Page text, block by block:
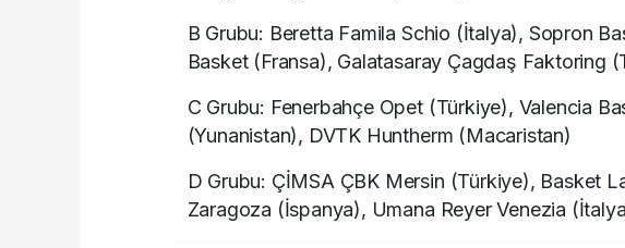
B Grubu: Beretta Famila Schio (İtalya), Sopron
Basket (Fransa), Galatasaray Çagdaş Faktoring
C Grubu: Fenerbahçe Opet (Türkiye), Valencia
(Yunanistan), DVTK Huntherm (Macaristan)
D Grubu: ÇİMSA ÇBK Mersin (Türkiye), Basket
Zaragoza (İspanya), Umana Reyer Venezia